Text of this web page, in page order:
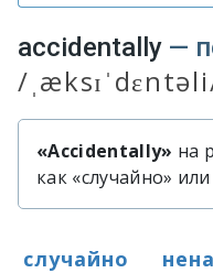
accidentally —
/
Быстрый
«Accidentally» на
как «случайно»
Варианты
случайно